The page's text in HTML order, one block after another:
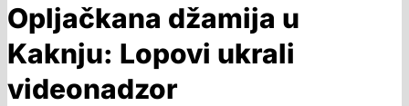
Opljačkana džamija u
Kaknju: Lopovi ukrali
videonadzor